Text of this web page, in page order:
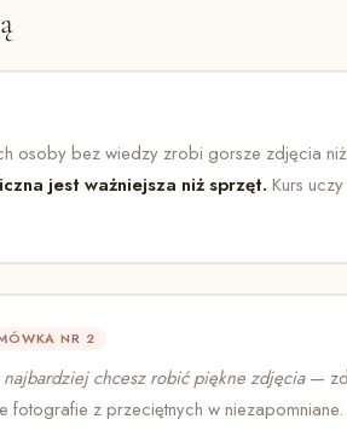
osoby bez wiedzy zrobi gorsze zdjęcia
jest ważniejsza niż sprzęt. Kurs
NR 2
najbardziej chcesz robić piękne zdjęcia—
fotografie z przeciętnych w